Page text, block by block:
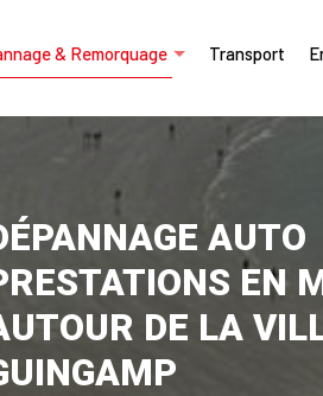
& Remorquage Transport
AUTO
EN
DE LA